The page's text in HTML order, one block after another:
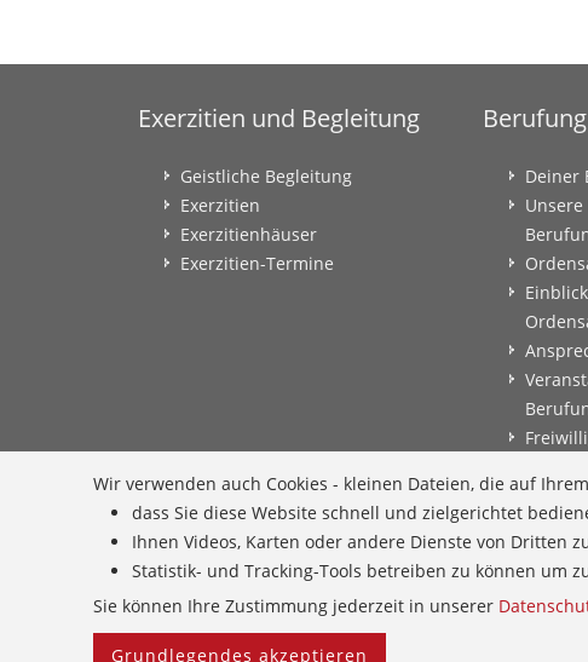
Exerzitien und Begleitung
Geistliche Begleitung
Exerzitien
Exerzitienhäuser
Exerzitien-Termine
Berufung
Deiner
Wir verwenden auch Cookies - kleinen Dateien, die auf
dass Sie diese Website schnell und zielgerichtet
Ihnen Videos, Karten oder andere Dienste von Dritten
Statistik- und Tracking-Tools betreiben zu können um
Sie können Ihre Zustimmung jederzeit in unserer
Grundlegendes akzeptieren